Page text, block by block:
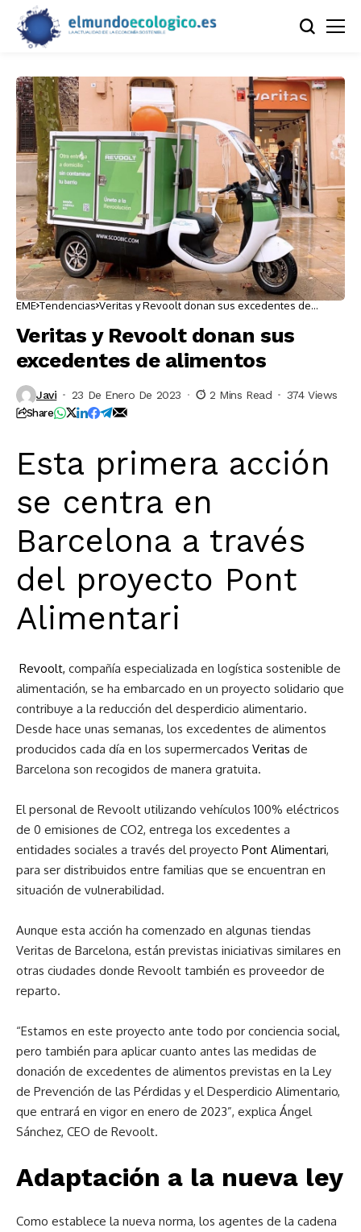
EME Tendencias Veritas y Revoolt donan sus excedentes de
Veritas y Revoolt donan sus
excedentes de alimentos
Javi 23 De Enero De 2023 2 Mins Read 374 Views
Share
Esta primera acción
se centra en
Barcelona a través
del proyecto Pont
Alimentari
Revoolt, compañía especializada en logística sostenible de
alimentación, se ha embarcado en un proyecto solidario que
contribuye a la reducción del desperdicio alimentario.
Desde hace unas semanas, los excedentes de alimentos
producidos cada día en los supermercados Veritas de
Barcelona son recogidos de manera gratuita.
El personal de Revoolt utilizando vehículos 100% eléctricos
de 0 emisiones de CO2, entrega los excedentes a
entidades sociales a través del proyecto Pont Alimentari,
para ser distribuidos entre familias que se encuentran en
situación de vulnerabilidad.
Aunque esta acción ha comenzado en algunas tiendas
Veritas de Barcelona, están previstas iniciativas similares en
otras ciudades donde Revoolt también es proveedor de
reparto.
“Estamos en este proyecto ante todo por conciencia social,
pero también para aplicar cuanto antes las medidas de
donación de excedentes de alimentos previstas en la Ley
de Prevención de las Pérdidas y el Desperdicio Alimentario,
que entrará en vigor en enero de 2023”, explica Ángel
Sánchez, CEO de Revoolt.
Adaptación a la nueva ley
Como establece la nueva norma, los agentes de la cadena